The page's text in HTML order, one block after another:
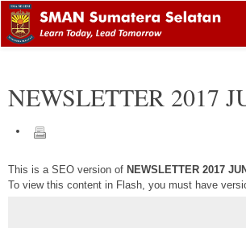
NEWSLETTER 2017
This is a SEO version of NEWSLETTER 2017
To view this content in Flash, you must have